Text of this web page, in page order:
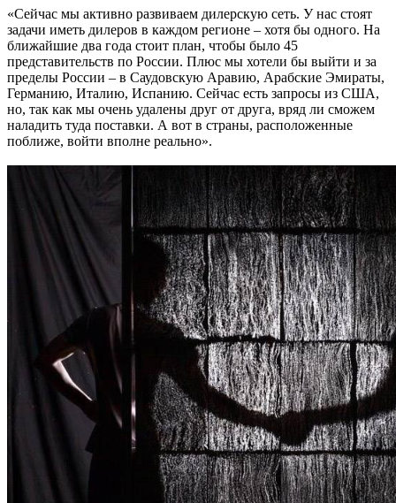
«Сейчас мы активно развиваем дилерскую сеть. У нас стоят
задачи иметь дилеров в каждом регионе – хотя бы одного. На
ближайшие два года стоит план, чтобы было 45
представительств по России. Плюс мы хотели бы выйти и за
пределы России – в Саудовскую Аравию, Арабские Эмираты,
Германию, Италию, Испанию. Сейчас есть запросы из США,
но, так как мы очень удалены друг от друга, вряд ли сможем
наладить туда поставки. А вот в страны, расположенные
поближе, войти вполне реально».